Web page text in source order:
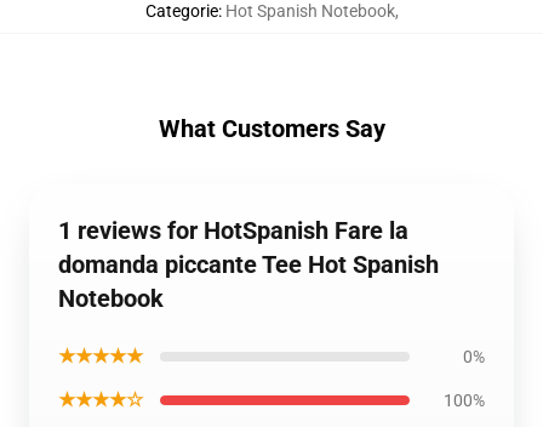
Categorie: Hot Spanish Notebook,
What Customers Say
1 reviews for HotSpanish Fare la
domanda piccante Tee Hot Spanish
Notebook
★★★★★ 0%
★★★★☆ 100%